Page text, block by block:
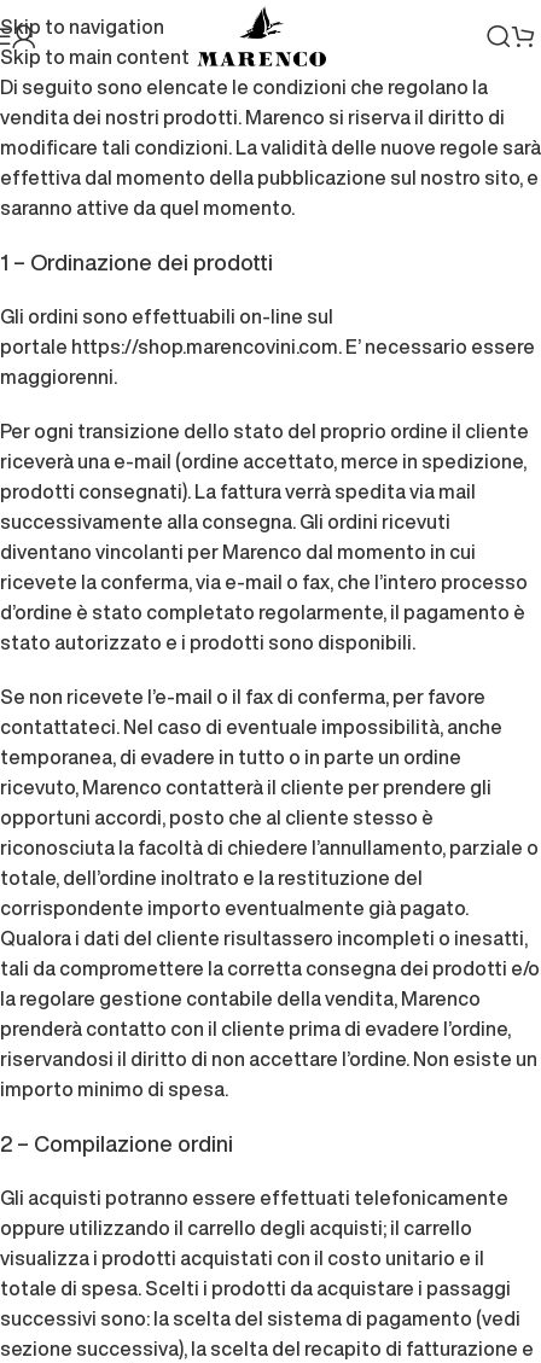
Skip to navigation
Skip to main content
Di seguito sono elencate le condizioni che regolano la
vendita dei nostri prodotti. Marenco si riserva il diritto di
modificare tali condizioni. La validità delle nuove regole sarà
effettiva dal momento della pubblicazione sul nostro sito, e
saranno attive da quel momento.
1 – Ordinazione dei prodotti
Gli ordini sono effettuabili on-line sul
portale https://shop.marencovini.com . E’ necessario essere
maggiorenni.
Per ogni transizione dello stato del proprio ordine il cliente
riceverà una e-mail (ordine accettato, merce in spedizione,
prodotti consegnati). La fattura verrà spedita via mail
successivamente alla consegna. Gli ordini ricevuti
diventano vincolanti per Marenco dal momento in cui
ricevete la conferma, via e-mail o fax, che l’intero processo
d’ordine è stato completato regolarmente, il pagamento è
stato autorizzato e i prodotti sono disponibili.
Se non ricevete l’e-mail o il fax di conferma, per favore
contattateci. Nel caso di eventuale impossibilità, anche
temporanea, di evadere in tutto o in parte un ordine
ricevuto, Marenco contatterà il cliente per prendere gli
opportuni accordi, posto che al cliente stesso è
riconosciuta la facoltà di chiedere l’annullamento, parziale o
totale, dell’ordine inoltrato e la restituzione del
corrispondente importo eventualmente già pagato.
Qualora i dati del cliente risultassero incompleti o inesatti,
tali da compromettere la corretta consegna dei prodotti e/o
la regolare gestione contabile della vendita, Marenco
prenderà contatto con il cliente prima di evadere l’ordine,
riservandosi il diritto di non accettare l’ordine. Non esiste un
importo minimo di spesa.
2 – Compilazione ordini
Gli acquisti potranno essere effettuati telefonicamente
oppure utilizzando il carrello degli acquisti; il carrello
visualizza i prodotti acquistati con il costo unitario e il
totale di spesa. Scelti i prodotti da acquistare i passaggi
successivi sono: la scelta del sistema di pagamento (vedi
sezione successiva), la scelta del recapito di fatturazione e